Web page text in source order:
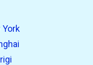
York